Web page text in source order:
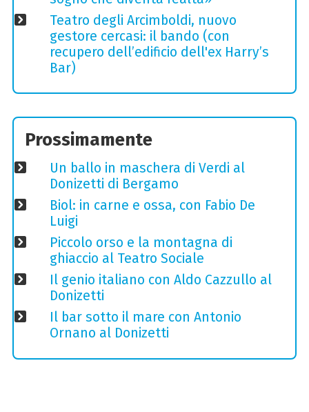
Teatro degli Arcimboldi, nuovo
gestore cercasi: il bando (con
recupero dell’edificio dell'ex Harry’s
Bar)
Prossimamente
Un ballo in maschera di Verdi al
Donizetti di Bergamo
Biol: in carne e ossa, con Fabio De
Luigi
Piccolo orso e la montagna di
ghiaccio al Teatro Sociale
Il genio italiano con Aldo Cazzullo al
Donizetti
Il bar sotto il mare con Antonio
Ornano al Donizetti